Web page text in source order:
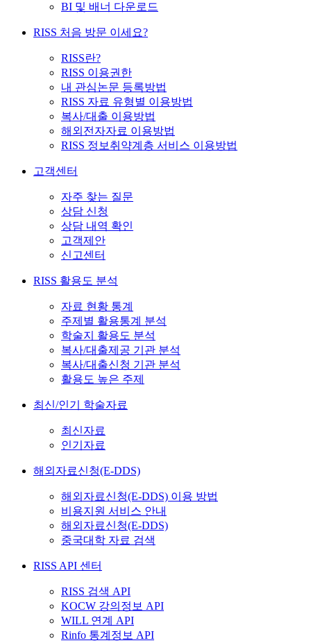
BI 및 배너 다운로드
RISS 처음 방문 이세요?
RISS란?
RISS 이용권한
내 관심논문 등록방법
RISS 자료 유형별 이용방법
복사/대출 이용방법
해외전자자료 이용방법
RISS 정보취약계층 서비스 이용방법
고객센터
자주 찾는 질문
상담 신청
상담 내역 확인
고객제안
신고센터
RISS 활용도 분석
자료 현황 통계
주제별 활용통계 분석
학술지 활용도 분석
복사/대출제공 기관 분석
복사/대출신청 기관 분석
활용도 높은 주제
최신/인기 학술자료
최신자료
인기자료
해외자료신청(E-DDS)
해외자료신청(E-DDS) 이용 방법
비용지원 서비스 안내
해외자료신청(E-DDS)
중국대학 자료 검색
RISS API 센터
RISS 검색 API
KOCW 강의정보 API
WILL 연계 API
Rinfo 통계정보 API